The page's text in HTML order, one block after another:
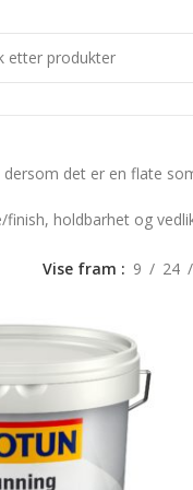
det er en flate
holdbarhet og
Vise fram 9 24